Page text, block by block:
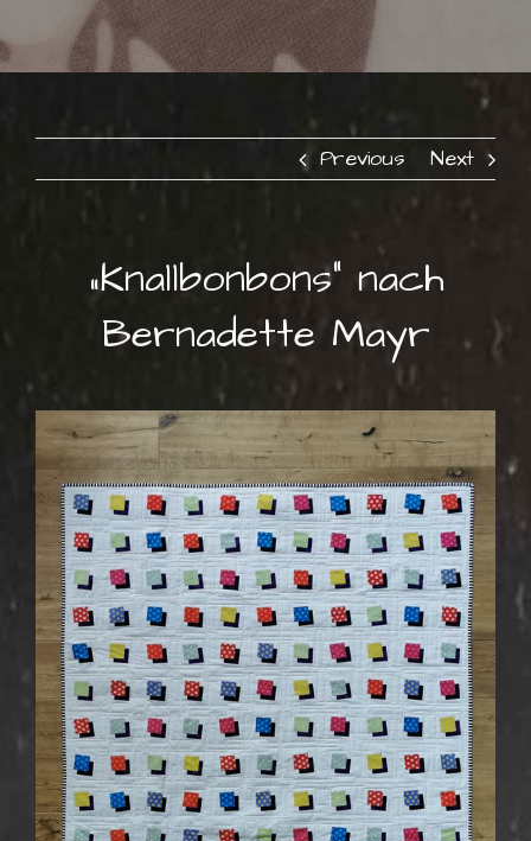
Previous Next
„Knallbonbons“ nach
Bernadette Mayr